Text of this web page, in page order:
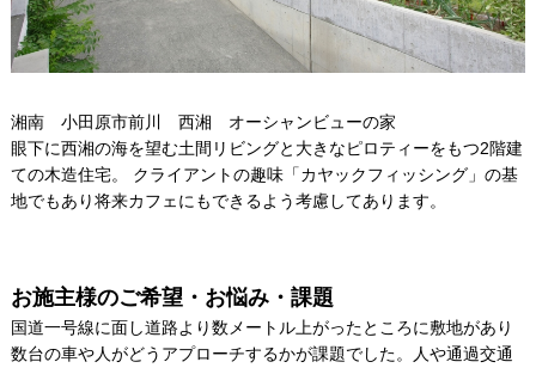
湘南 小田原市前川 西湘 オーシャンビューの家
眼下に西湘の海を望む土間リビングと大きなピロティーをもつ2階建
ての木造住宅。 クライアントの趣味「カヤックフィッシング」の基
地でもあり将来カフェにもできるよう考慮してあります。
お施主様のご希望・お悩み・課題
国道一号線に面し道路より数メートル上がったところに敷地があり
数台の車や人がどうアプローチするかが課題でした。人や通過交通